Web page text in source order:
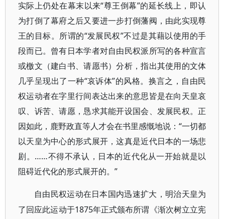
实际上仍处在幕末以来“尊王倒幕”的延长线上，即认
为打倒了幕府之后又要进一步打倒藩阀，由此实现尊
王的目标。所谓的“发展民权”不过是其藉以使用的手
段而已。曾有日本学者对自由民权派所写的各种宣言
或檄文（建白书、请愿书）分析，指出其使用的文体
几乎呈现出了一种“哀诉体”的风格。换言之，自由民
权运动者在字里行间表达出来的意思皆是在向天皇哀
叹、诉苦、请愿，恳求其能开设国会、发展民权。正
因如此，鹿野政直等人才会在书里感慨地说：“一切都
以天皇为中心的形式展开，这真是近代日本的一场悲
剧。……不得不承认，日本的近代化从一开始就是以
阻碍近代化的形式展开的。”
自由民权运动在日本国内迅速扩大，明治天皇为
了回应此运动于1875年正式颁布所谓《渐次树立立宪